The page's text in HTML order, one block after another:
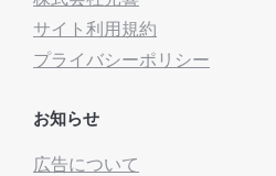
サイト利用規約
プライバシーポリシー
お知らせ
広告について